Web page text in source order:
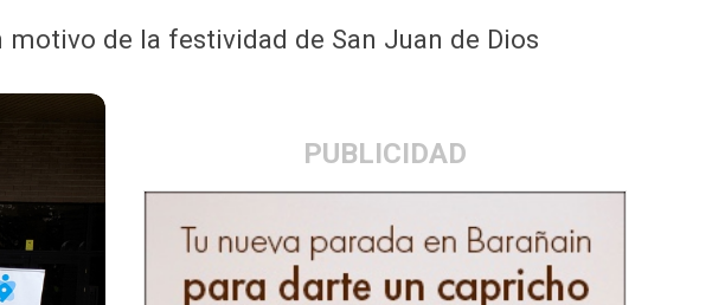
de la festividad de San Juan de Dios
PUBLICIDAD